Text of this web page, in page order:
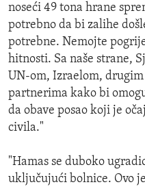
noseći 49 tona hrane
potrebno da bi zalihe
potrebne. Nemojte
hitnosti. Sa naše strane,
UN-om, Izraelom,
partnerima kako bi
da obave posao koji je
civila."
"Hamas se duboko
uključujući bolnice. Ovo